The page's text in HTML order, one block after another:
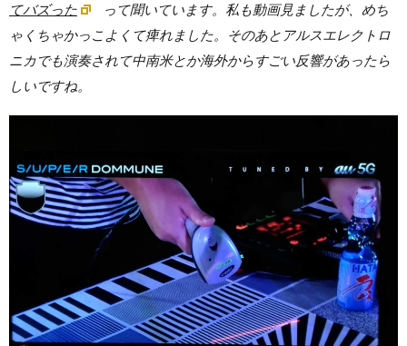
てバズった
って聞いています。私も動画見ましたが、めち
ゃくちゃかっこよくて痺れました。そのあとアルスエレクトロ
ニカでも演奏されて中南米とか海外からすごい反響があったら
しいですね。